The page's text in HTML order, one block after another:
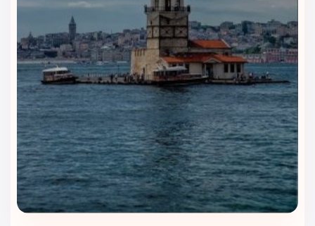
🍽 رستوران‌ها و کافه‌های هتل نوا
پلازا کریستال استانبول | ترکیب